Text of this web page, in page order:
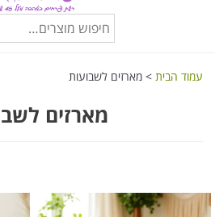
עמוד הבית > מארזים לשבועות
מארזים